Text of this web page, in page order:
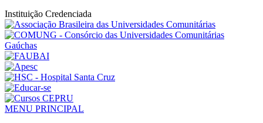
Instituição Credenciada
MENU PRINCIPAL